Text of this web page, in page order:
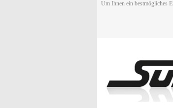
Um Ihnen ein bestmögliches